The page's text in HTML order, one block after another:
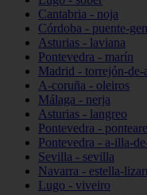
Cantabria - noja
Córdoba - puente-
Asturias - laviana
Pontevedra - marín
Madrid - torrejón-de-
A-coruña - oleiros
Málaga - nerja
Asturias - langreo
Pontevedra -
Pontevedra - a-illa-
Sevilla - sevilla
Navarra - estella-
Lugo - viveiro